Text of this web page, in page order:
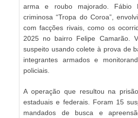
arma e roubo majorado. Fábio
criminosa “Tropa do Coroa”,
com facções rivais, como os
2025 no bairro Felipe Camarão.
suspeito usando colete à prova de
integrantes armados e
policiais.
A operação que resultou na
estaduais e federais. Foram 15
mandados de busca e